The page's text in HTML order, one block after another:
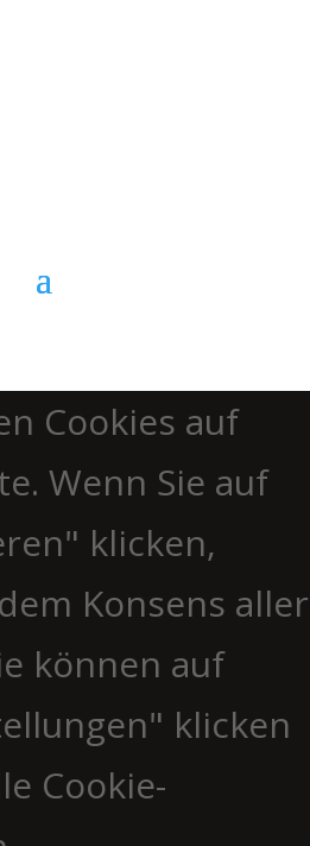
Cookies auf
Wenn Sie auf
klicken,
Konsens aller
können auf
klicken
Cookie-